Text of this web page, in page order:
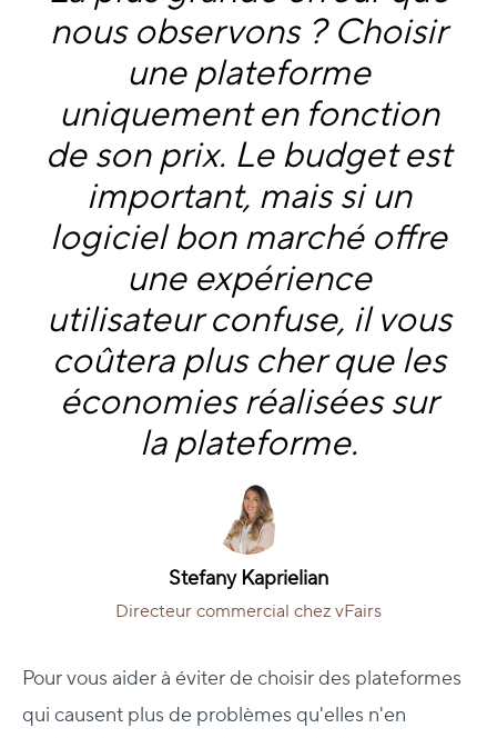
nous observons ? Choisir
une plateforme
uniquement en fonction
de son prix. Le budget est
important, mais si un
logiciel bon marché offre
une expérience
utilisateur confuse, il vous
coûtera plus cher que les
économies réalisées sur
la plateforme.
Stefany Kaprielian
Directeur commercial chez vFairs
Pour vous aider à éviter de choisir des plateformes
qui causent plus de problèmes qu'elles n'en